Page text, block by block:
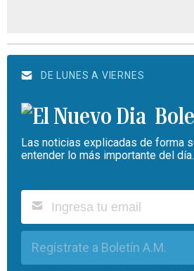
DE LUNES A VIERNES
Las noticias explicadas de forma
entender lo más importante del día.
Regístrate a Boletín A.M.